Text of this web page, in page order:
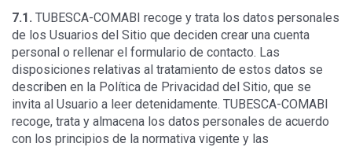
7.1. TUBESCA-COMABI recoge y trata los datos personales
de los Usuarios del Sitio que deciden crear una cuenta
personal o rellenar el formulario de contacto. Las
disposiciones relativas al tratamiento de estos datos se
describen en la Política de Privacidad del Sitio, que se
invita al Usuario a leer detenidamente. TUBESCA-COMABI
recoge, trata y almacena los datos personales de acuerdo
con los principios de la normativa vigente y las